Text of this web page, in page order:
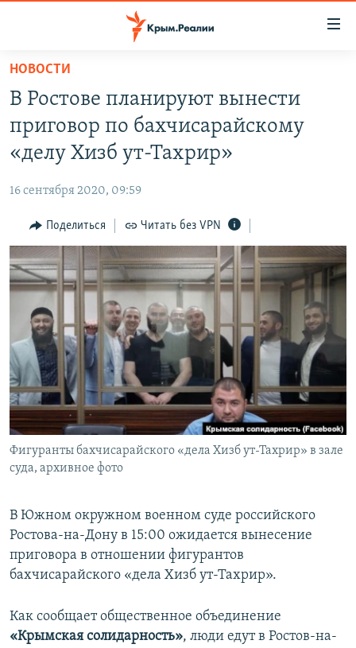
Вернуться
основному
содержанию
Вернутся
главной
навигации
Вернутся
поиску
11 ЛЕТ ОККУПАЦИИ КРЫМА. 11 ИСТОРИЙ СОПРОТИВЛЕНИЯ
ВОДА
ЕЩЕ
ИНТЕРАКТИВ
ИНФОГРАФИКА
ТЕЛЕПРОЕКТ КРЫМ.РЕАЛИИ
СОВЕТЫ ПРАВОЗАЩИТНИКОВ
ПРОПАВШИЕ БЕЗ ВЕСТИ
ПОБЕДИТЕЛЕЙ НЕ СУДЯТ?
КРЫМ.НЕПОКОРЕННЫЙ
ELIFBE
УКРАИНСКАЯ ПРОБЛЕМА КРЫМА
РАДІО СВОБОДА
КАК ОБОЙТИ БЛОКИРОВКУ
Українською
Qırımtatar
ПРИСОЕДИНЯЙТЕСЬ!
Все сайты RFE/RL
НОВОСТИ
В Ростове планируют вынести
приговор по бахчисарайскому
«делу Хизб ут-Тахрир»
16 сентября 2020, 09:59
Поделиться Читать без VPN
Фигуранты бахчисарайского «дела Хизб ут-Тахрир» в зале
суда, архивное фото
В Южном окружном военном суде российского
Ростова-на-Дону в 15:00 ожидается вынесение
приговора в отношении фигурантов
бахчисарайского «дела Хизб ут-Тахрир».
Как сообщает общественное объединение
«Крымская солидарность», люди едут в Ростов-на-